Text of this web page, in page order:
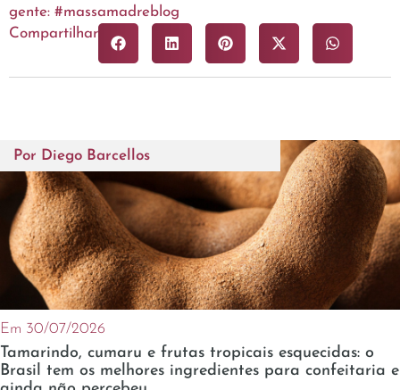
gente: #massamadreblog
Compartilhar
Por Diego Barcellos
Em 30/07/2026
Tamarindo, cumaru e frutas tropicais esquecidas: o
Brasil tem os melhores ingredientes para confeitaria e